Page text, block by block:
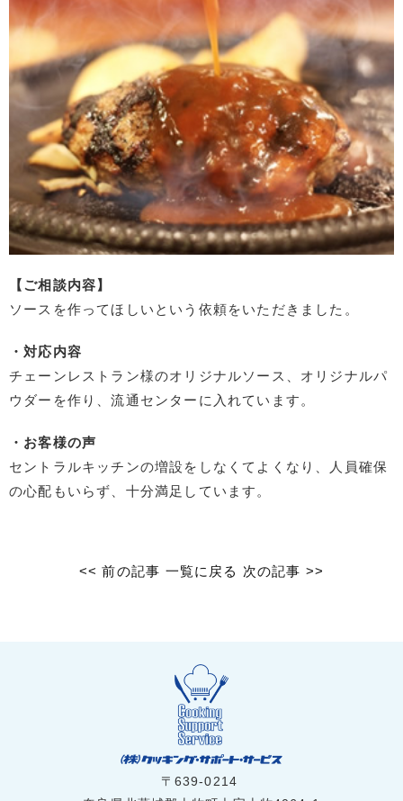
【ご相談内容】
ソースを作ってほしいという依頼をいただきました。
・対応内容
チェーンレストラン様のオリジナルソース、オリジナルパ
ウダーを作り、流通センターに入れています。
・お客様の声
セントラルキッチンの増設をしなくてよくなり、人員確保
の心配もいらず、十分満足しています。
<< 前の記事 一覧に戻る 次の記事 >>
〒639-0214